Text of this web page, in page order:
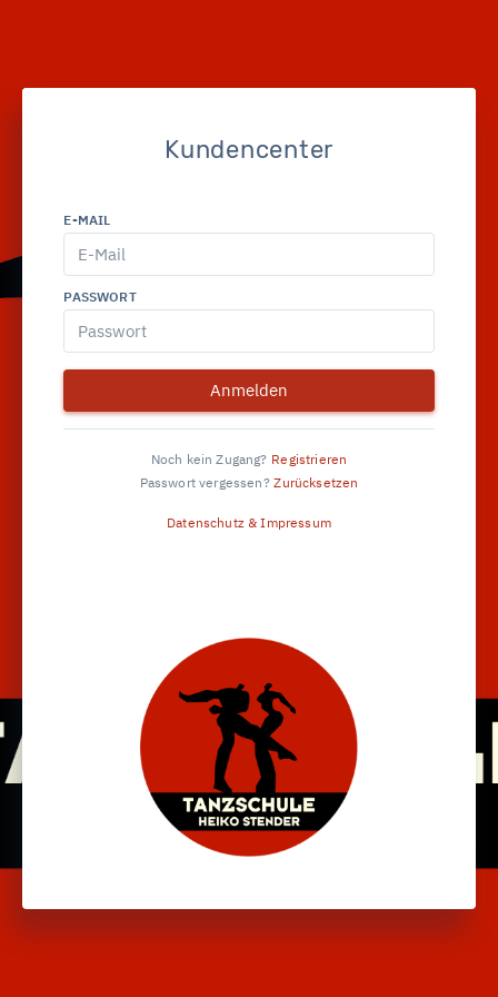
Kundencenter
E-MAIL
PASSWORT
Anmelden
Noch kein Zugang? Registrieren
Passwort vergessen? Zurücksetzen
Datenschutz & Impressum